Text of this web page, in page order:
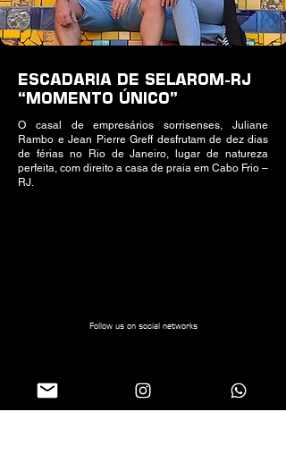
ESCADARIA DE SELAROM-RJ
“MOMENTO ÚNICO”
O casal de empresários sorrisenses, Juliane
Rambo e Jean Pierre Greff desfrutam de dez dias
de férias no Rio de Janeiro, lugar de natureza
perfeita, com direito a casa de praia em Cabo Frio –
RJ.
Follow us on social networks